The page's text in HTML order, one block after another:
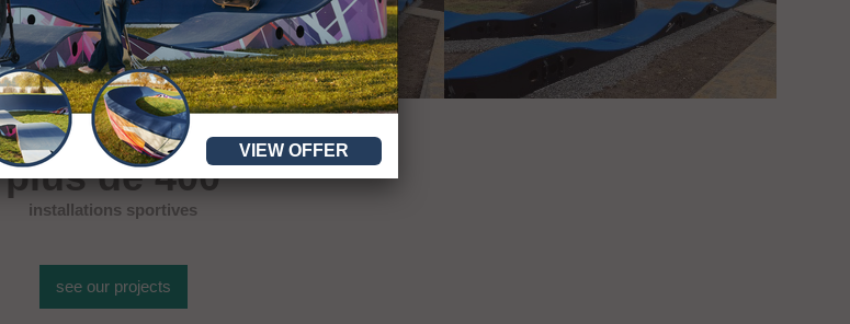
plus de 400
installations sportives
see our projects
VIEW OFFER